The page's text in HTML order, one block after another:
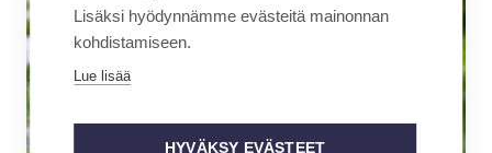
Lisäksi hyödynnämme evästeitä mainonnan
kohdistamiseen.
Lue lisää
HYVÄKSY EVÄSTEET